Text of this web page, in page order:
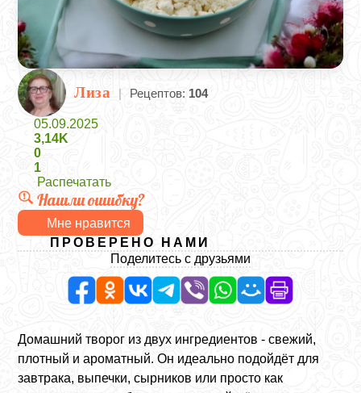
Лиза | Рецептов: 104
05.09.2025
3,14K
0
1
Распечатать
Нашли ошибку?
Мне нравится
ПРОВЕРЕНО НАМИ
Поделитесь с друзьями
Домашний творог из двух ингредиентов - свежий,
плотный и ароматный. Он идеально подойдёт для
завтрака, выпечки, сырников или просто как